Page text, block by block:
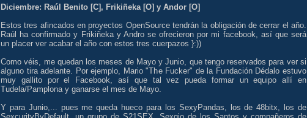
Diciembre: Raúl Benito [C], Frikiñeka [O] y Andor [O]
Estos tres afincados en proyectos OpenSource tendrán la obligación de cerrar el año.
Raúl ha confirmado y Frikiñeka y Andro se ofrecieron por mi facebook, así que será
un placer ver acabar el año con estos tres cuerpazos }:))
Como véis, me quedan los meses de Mayo y Junio, que tengo reservados para ver si
alguno tira adelante. Por ejemplo, Mario "The Fucker" de la Fundación Dédalo estuvo
muy gallito por el Facebook, así que tal vez pueda formar un equipo allí en
Tudela/Pamplona y ganarse el mes de Mayo.
Y para Junio,... pues me queda hueco para los SexyPandas, los de 48bitx, los de